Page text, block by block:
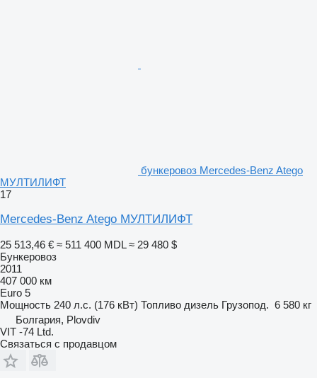
бункеровоз Mercedes-Benz Atego
МУЛТИЛИФТ
17
Mercedes-Benz Atego МУЛТИЛИФТ
25 513,46 € ≈ 511 400 MDL ≈ 29 480 $
Бункеровоз
2011
407 000 км
Euro 5
Мощность 240 л.с. (176 кВт) Топливо дизель Грузопод. 6 580 кг
Болгария, Plovdiv
VIT -74 Ltd.
Связаться с продавцом